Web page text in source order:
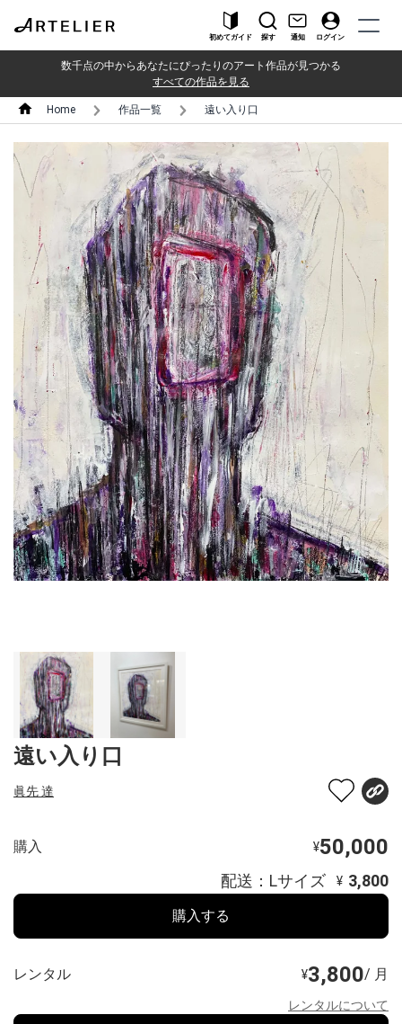
初めてガイド 探す 通知 ログイン
数千点の中からあなたにぴったりのアート作品が見つかる
すべての作品を見る
Home 作品一覧 遠い入り口
遠い入り口
眞先 達
購入 ¥50,000
配送：Lサイズ ¥ 3,800
購入する
レンタル ¥3,800/ 月
レンタルについて